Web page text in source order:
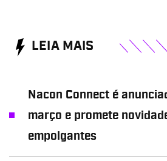
LEIA MAIS
Nacon Connect é
março e promete
empolgantes